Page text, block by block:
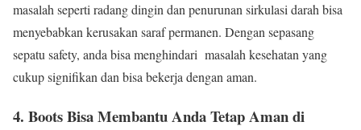
masalah seperti radang dingin dan penurunan sirkulasi darah bisa
menyebabkan kerusakan saraf permanen. Dengan sepasang
sepatu safety, anda bisa menghindari masalah kesehatan yang
cukup signifikan dan bisa bekerja dengan aman.
4. Boots Bisa Membantu Anda Tetap Aman di